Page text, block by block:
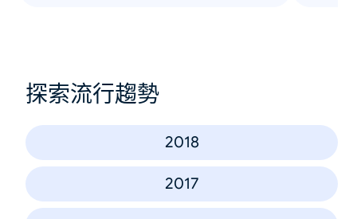
探索流行趨勢
2018
2017